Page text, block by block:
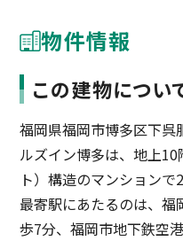
物件情報
この建物につい
福岡県福岡市博多区下呉
ルズイン博多は、地上
ト）構造のマンションで
最寄駅にあたるのは、
歩7分、福岡市地下鉄空